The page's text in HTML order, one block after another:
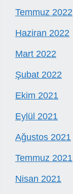
Temmuz 2022
Haziran 2022
Mart 2022
Şubat 2022
Ekim 2021
Eylül 2021
Ağustos 2021
Temmuz 2021
Nisan 2021